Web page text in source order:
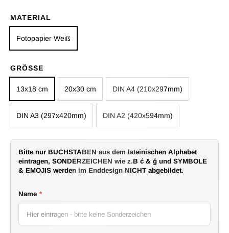
MATERIAL
Fotopapier Weiß
GRÖSSE
13x18 cm 20x30 cm DIN A4 (210x297mm)
DIN A3 (297x420mm) DIN A2 (420x594mm)
Bitte nur BUCHSTABEN aus dem lateinischen Alphabet
eintragen, SONDERZEICHEN wie z.B ć & ğ und SYMBOLE
& EMOJIS werden im Enddesign NICHT abgebildet.
Name *